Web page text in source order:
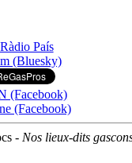
País
(Bluesky)
(Facebook)
(Facebook)
- Nos lieux-dits